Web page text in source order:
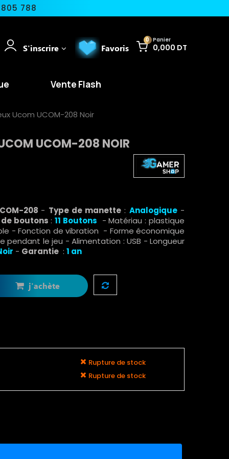
788
0 Panier
0,000 DT
Favoris
S'inscrire
Vente Flash
Ucom UCOM-208 Noir
UCOM-208 NOIR
208 - Type de manette : Analogique-
boutons :11 Boutons - Matériau : plastique
- Fonction de vibration - Forme économique
le jeu - Alimentation : USB - Longueur
- Garantie : 1 an
j'achète
Rupture de stock
Rupture de stock